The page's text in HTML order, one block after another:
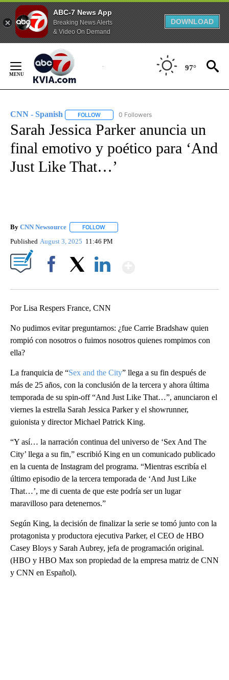
ABC-7 News App
Breaking News Alerts
& Video On Demand
DOWNLOAD
Content
97°
CNN - Spanish FOLLOW FOLLOW "CNN - SPANISH" TO RECEIVE
0 Followers
Sarah Jessica Parker anuncia un
final emotivo y poético para ‘And
Just Like That…’
By CNN Newsource FOLLOW
Published August 3, 2025 11:46 PM
Por Lisa Respers France, CNN
No pudimos evitar preguntarnos: ¿fue Carrie Bradshaw quien
rompió con nosotros o fuimos nosotros quienes rompimos con
ella?
La franquicia de “Sex and the City” llega a su fin después de
más de 25 años, con la conclusión de la tercera y ahora última
temporada de su spin-off “And Just Like That…”, anunciaron el
viernes la estrella Sarah Jessica Parker y el showrunner,
guionista y director Michael Patrick King.
“Y así… la narración continua del universo de ‘Sex And The
City’ llega a su fin,” escribió King en un comunicado publicado
en la cuenta de Instagram del programa. “Mientras escribía el
último episodio de la tercera temporada de ‘And Just Like
That…’, me di cuenta de que este podría ser un lugar
maravilloso para detenernos.”
Según King, la decisión de finalizar la serie se tomó junto con la
protagonista y productora ejecutiva Parker, el CEO de HBO
Casey Bloys y Sarah Aubrey, jefa de programación original.
(HBO y HBO Max son propiedad de la empresa matriz de CNN
y CNN en Español).